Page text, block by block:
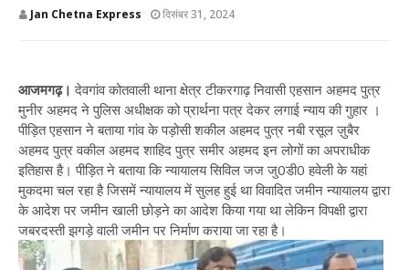
Jan Chetna Express दिसंबर 31, 2024
आजमगढ़।देवगांव कोतवाली थाना क्षेत्र टीकरगाढ़ निवासी एहसान अहमद पुत्र
मुनीर अहमद ने पुलिस अधीक्षक को प्रार्थना पत्र देकर लगाई न्याय की गुहार ।
पीड़ित एहसान ने बताया गांव के पड़ोसी शकील अहमद पुत्र नबी रसूल ज़ुबैर
अहमद पुत्र वकील अहमद शाहिद पुत्र समीर अहमद इन लोगों का अपराधीक
इतिहास है। पीड़ित ने बताया कि न्यायालय सिविल जज जु0डी0 हवेली के यहां
मुकदमा चल रहा है जिसमें न्यायालय में सुलह हुई था विवादित जमीन न्यायालय द्वारा
के आदेश पर जमीन खाली छोड़ने का आदेश किया गया था लेकिन विपक्षी द्वारा
जबरदस्ती झगड़े वाली जमीन पर निर्माण कराया जा रहा है।